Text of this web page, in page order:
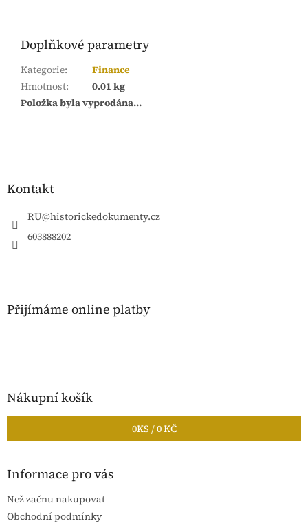
Doplňkové parametry
Kategorie:
Finance
Hmotnost:
0.01 kg
Položka byla vyprodána…
Z
Kontakt
RU@historickedokumenty.cz
603888202
Přijímáme online platby
Nákupní košík
0KS /0 KČ
Informace pro vás
Než začnu nakupovat
Obchodní podmínky